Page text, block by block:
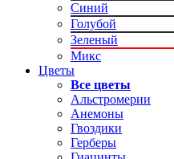
Синий
Голубой
Зеленый
Микс
Цветы
Все цветы
Альстромерии
Анемоны
Гвоздики
Герберы